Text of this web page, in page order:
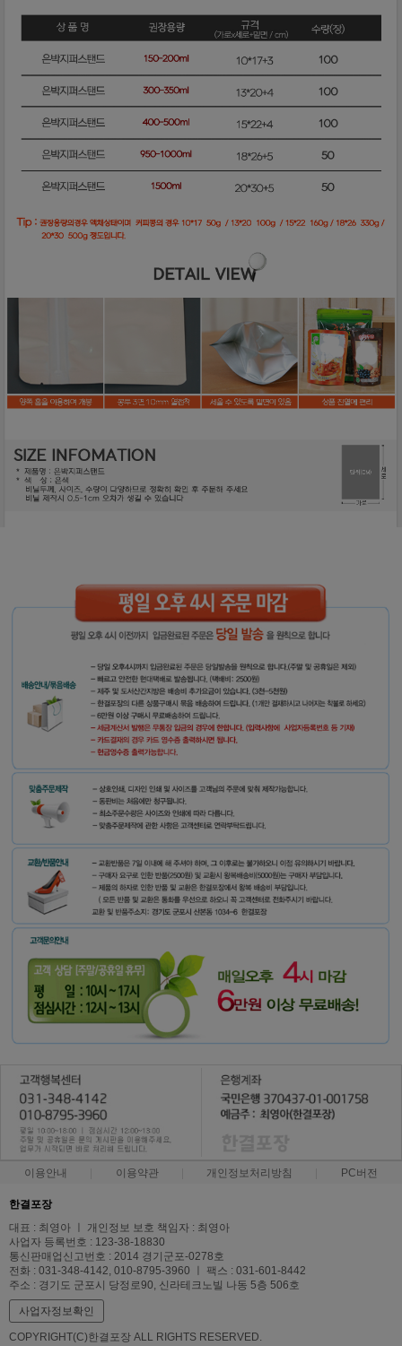
이용안내 이용약관 개인정보처리방침 PC버전
한결포장
대표 : 최영아 ㅣ 개인정보 보호 책임자 : 최영아
사업자 등록번호 : 123-38-18830
통신판매업신고번호 : 2014 경기군포-0278호
전화 : 031-348-4142, 010-8795-3960 ㅣ 팩스 : 031-601-8442
주소 : 경기도 군포시 당정로90, 신라테크노빌 나동 5층 506호
사업자정보확인
COPYRIGHT(C)한결포장 ALL RIGHTS RESERVED.